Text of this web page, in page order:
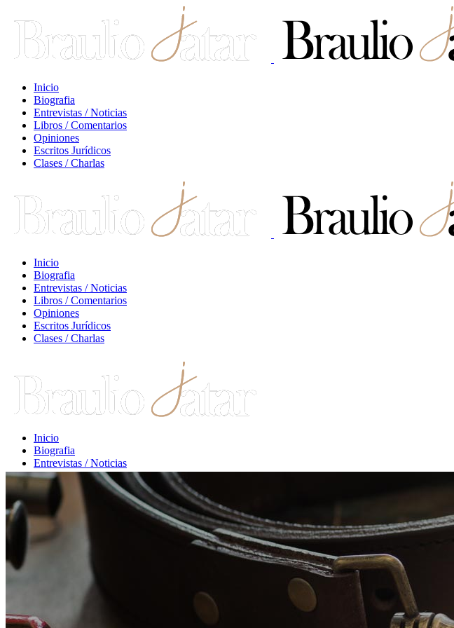
Inicio
Biografia
Entrevistas / Noticias
Libros / Comentarios
Opiniones
Escritos Jurídicos
Clases / Charlas
Inicio
Biografia
Entrevistas / Noticias
Libros / Comentarios
Opiniones
Escritos Jurídicos
Clases / Charlas
Inicio
Biografia
Entrevistas / Noticias
Libros / Comentarios
Opiniones
Escritos Jurídicos
Clases / Charlas